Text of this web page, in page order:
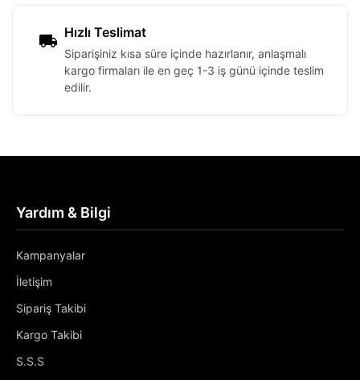
Hızlı Teslimat
Siparişiniz kısa süre içinde hazırlanır, anlaşmalı
kargo firmaları ile en geç 1-3 iş günü içinde teslim
edilir.
Yardım & Bilgi
Kampanyalar
İletişim
Sipariş Takibi
Kargo Takibi
S.S.S